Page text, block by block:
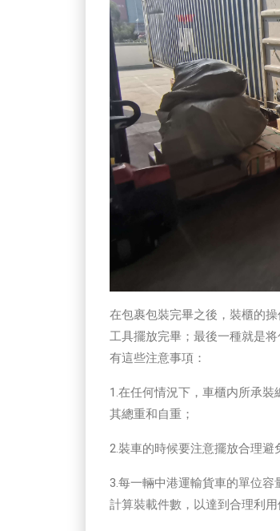
在包裹包裝完畢之後，裝櫃的
工具擺放完畢；最後一種就是
有這些注意事項：
1.在任何情況下，車櫃内所承
其總重和自重；
2.裝車的時候要注意擺放合理避
3.每一輛中港運輸貨車的單位
計算裝載件數，以達到合理利